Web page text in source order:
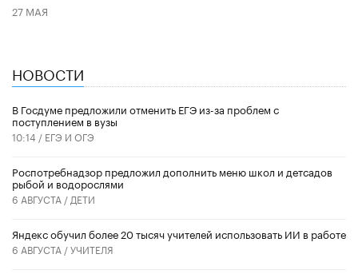
27 МАЯ
НОВОСТИ
В Госдуме предложили отменить ЕГЭ из-за проблем с
поступлением в вузы
10:14 / ЕГЭ И ОГЭ
Роспотребнадзор предложил дополнить меню школ и детсадов
рыбой и водорослями
6 АВГУСТА / ДЕТИ
​Яндекс обучил более 20 тысяч учителей использовать ИИ в работе
6 АВГУСТА /УЧИТЕЛЯ